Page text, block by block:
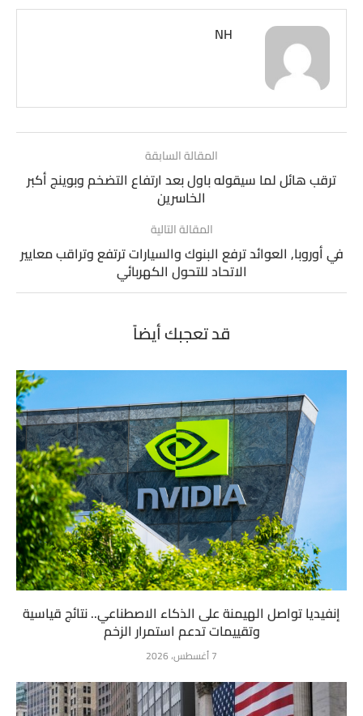
NH
المقالة السابقة
ترقب هائل لما سيقوله باول بعد ارتفاع التضخم وبوينج أكبر
الخاسرين
المقالة التالية
في أوروبا, العوائد ترفع البنوك والسيارات ترتفع وتراقب معايير
الاتحاد للتحول الكهربائي
قد تعجبك أيضاً
إنفيديا تواصل الهيمنة على الذكاء الاصطناعي.. نتائج قياسية
وتقييمات تدعم استمرار الزخم
7 أغسطس، 2026